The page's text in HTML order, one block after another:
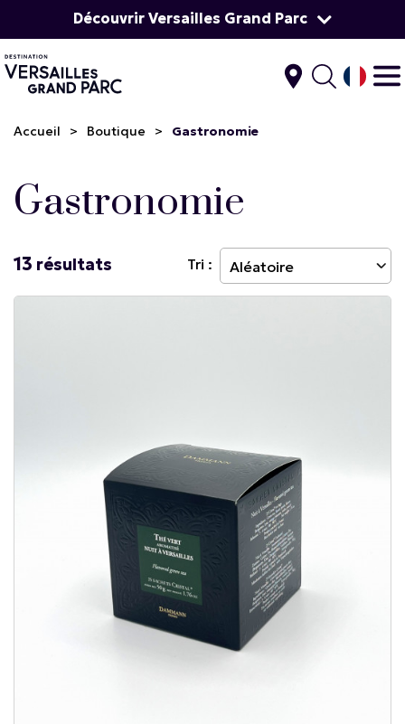
Découvrir Versailles Grand Parc
Accueil > Boutique > Gastronomie
Gastronomie
13 résultats Tri :